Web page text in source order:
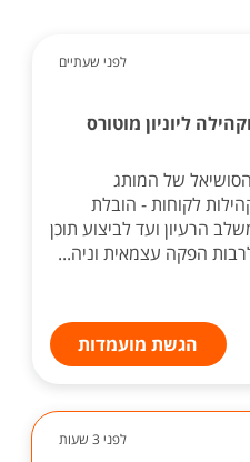
לפני שעתיים
ליוניון מוטורס
של המותג
לקוחות - הובלת
הרעיון ועד לביצוע תוכן
הפקה עצמאית וניה...
הגשת מועמדות
לפני 3 שעות